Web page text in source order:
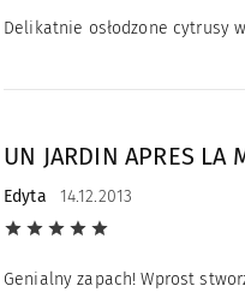
Delikatnie osłodzone cytrusy
UN JARDIN APRES LA
Edyta 14.12.2013
Genialny zapach! Wprost